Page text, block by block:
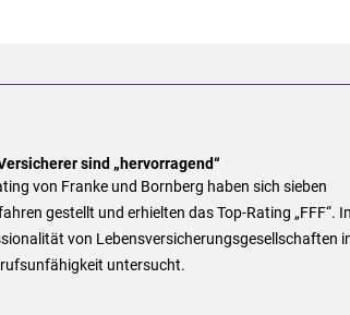
sind „hervorragend“
von Franke und Bornberg haben sich sieben
gestellt und erhielten das Top-Rating „FFF“. In
von Lebensversicherungsgesellschaften
untersucht.